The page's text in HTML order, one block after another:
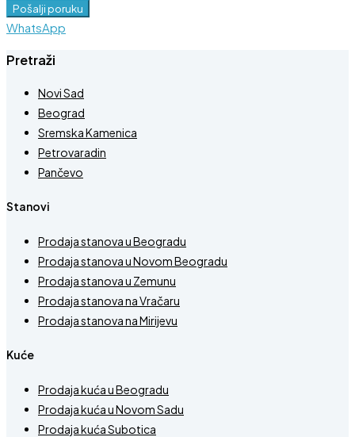
Pošalji poruku
WhatsApp
Pretraži
Novi Sad
Beograd
Sremska Kamenica
Petrovaradin
Pančevo
Stanovi
Prodaja stanova u Beogradu
Prodaja stanova u Novom Beogradu
Prodaja stanova u Zemunu
Prodaja stanova na Vračaru
Prodaja stanova na Mirijevu
Kuće
Prodaja kuća u Beogradu
Prodaja kuća u Novom Sadu
Prodaja kuća Subotica